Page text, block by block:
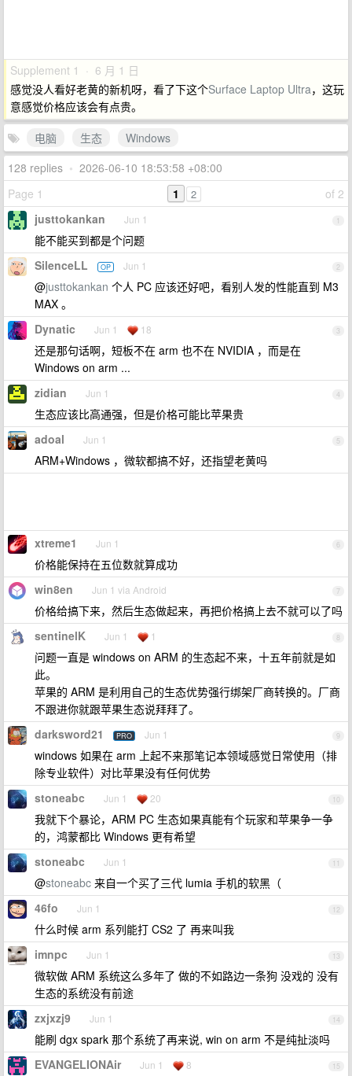
Supplement 1 · 6 月 1 日
感觉没人看好老黄的新机呀，看了下这个Surface Laptop Ultra，这玩
意感觉价格应该会有点贵。
电脑
生态
Windows
128 replies • 2026-06-10 18:53:58 +08:00
Page 1
of 2
1 2
1
justtokankan Jun 1
能不能买到都是个问题
2
SilenceLL OP Jun 1
@justtokankan 个人 PC 应该还好吧，看别人发的性能直到 M3
MAX 。
3
Dynatic Jun 1 18
还是那句话啊，短板不在 arm 也不在 NVIDIA ，而是在
Windows on arm ...
4
zidian Jun 1
生态应该比高通强，但是价格可能比苹果贵
5
adoal Jun 1
ARM+Windows ，微软都搞不好，还指望老黄吗
6
xtreme1 Jun 1
价格能保持在五位数就算成功
7
win8en Jun 1 via Android
价格给搞下来，然后生态做起来，再把价格搞上去不就可以了吗
8
sentinelK Jun 1 1
问题一直是 windows on ARM 的生态起不来，十五年前就是如
此。
苹果的 ARM 是利用自己的生态优势强行绑架厂商转换的。厂商
不跟进你就跟苹果生态说拜拜了。
9
darksword21 PRO Jun 1
windows 如果在 arm 上起不来那笔记本领域感觉日常使用（排
除专业软件）对比苹果没有任何优势
10
stoneabc Jun 1 20
我就下个暴论，ARM PC 生态如果真能有个玩家和苹果争一争
的，鸿蒙都比 Windows 更有希望
11
stoneabc Jun 1
@stoneabc 来自一个买了三代 lumia 手机的软黑（
12
46fo Jun 1
什么时候 arm 系列能打 CS2 了 再来叫我
13
imnpc Jun 1
微软做 ARM 系统这么多年了 做的不如路边一条狗 没戏的 没有
生态的系统没有前途
14
zxjxzj9 Jun 1
能刷 dgx spark 那个系统了再来说, win on arm 不是纯扯淡吗
15
EVANGELIONAir Jun 1 8